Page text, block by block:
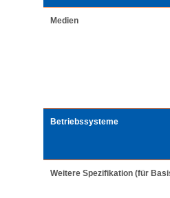
Medien
Betriebssysteme
Weitere Spezifikation (für